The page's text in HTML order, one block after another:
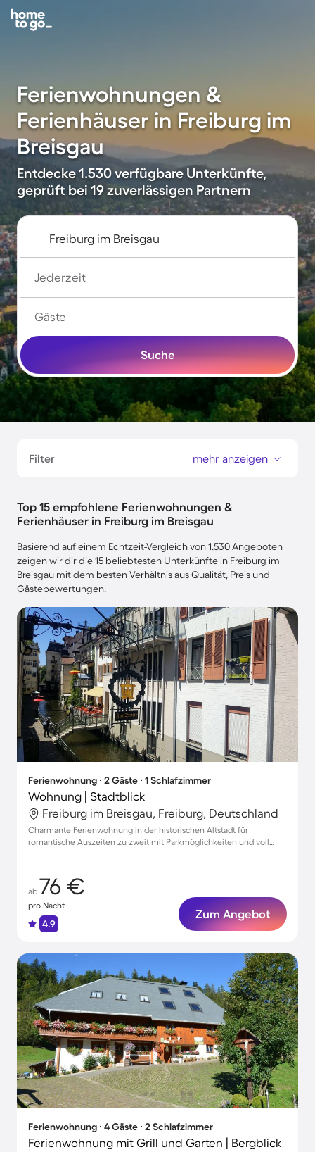
Ferienwohnungen &
Ferienhäuser in Freiburg im
Breisgau
Entdecke 1.530 verfügbare Unterkünfte,
geprüft bei 19 zuverlässigen Partnern
Jederzeit
Gäste
Suche
Filter mehr anzeigen
Top 15 empfohlene Ferienwohnungen &
Ferienhäuser in Freiburg im Breisgau
Basierend auf einem Echtzeit-Vergleich von 1.530 Angeboten
zeigen wir dir die 15 beliebtesten Unterkünfte in Freiburg im
Breisgau mit dem besten Verhältnis aus Qualität, Preis und
Gästebewertungen.
Ferienwohnung ∙ 2 Gäste ∙ 1 Schlafzimmer
Wohnung | Stadtblick
Freiburg im Breisgau, Freiburg, Deutschland
Charmante Ferienwohnung in der historischen Altstadt für
romantische Auszeiten zu zweit mit Parkmöglichkeiten und voll
ab 76 €
pro Nacht
4.9
Zum Angebot
Ferienwohnung ∙ 4 Gäste ∙ 2 Schlafzimmer
Ferienwohnung mit Grill und Garten | Bergblick